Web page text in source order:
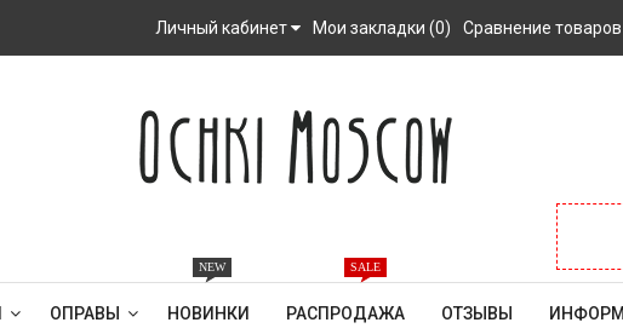
Личный кабинет Мои закладки (0) Сравнение
ОПРАВЫ НОВИНКИ
NEW
РАСПРОДАЖА
SALE
ОТЗЫВЫ